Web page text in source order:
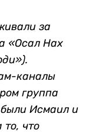
за
«Осал Нах
каналы
группа
Исмаил и
то, что